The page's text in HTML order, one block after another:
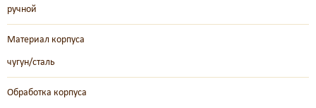
ручной
Материал корпуса
чугун/сталь
Обработка корпуса